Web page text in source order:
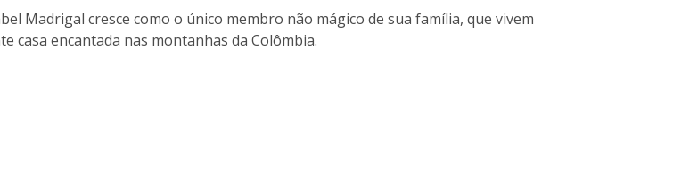
Madrigal cresce como o único membro não mágico de sua família, que vivem
casa encantada nas montanhas da Colômbia.